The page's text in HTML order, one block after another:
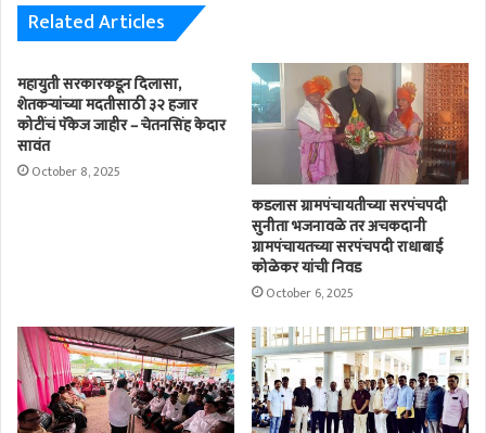
Related Articles
महायुती सरकारकडून दिलासा,
शेतकऱ्यांच्या मदतीसाठी ३२ हजार
कोटींचं पॅकेज जाहीर – चेतनसिंह केदार
सावंत
October 8, 2025
कडलास ग्रामपंचायतीच्या सरपंचपदी
सुनीता भजनावळे तर अचकदानी
ग्रामपंचायतच्या सरपंचपदी राधाबाई
कोळेकर यांची निवड
October 6, 2025